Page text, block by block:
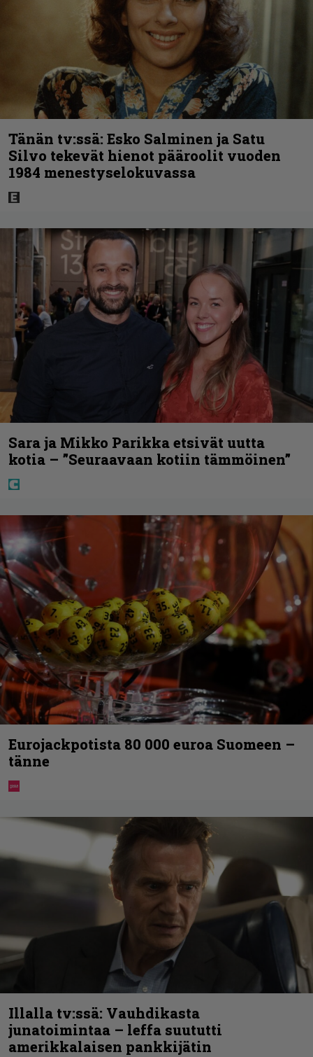
Tänän tv:ssä: Esko Salminen ja Satu
Silvo tekevät hienot pääroolit vuoden
1984 menestyselokuvassa
Sara ja Mikko Parikka etsivät uutta
kotia – ”Seuraavaan kotiin tämmöinen”
Eurojackpotista 80 000 euroa Suomeen –
tänne
Illalla tv:ssä: Vauhdikasta
junatoimintaa – leffa suututti
amerikkalaisen pankkijätin